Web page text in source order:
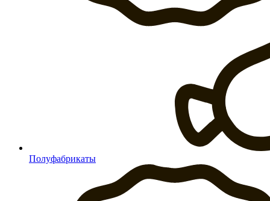
Полуфабрикаты